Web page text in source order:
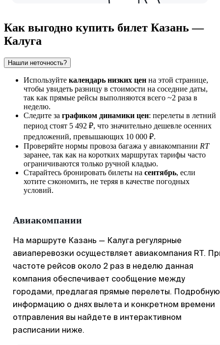
Как выгодно купить билет Казань —
Калуга
Нашли неточность?
Используйте календарь низких цен на этой странице,
чтобы увидеть разницу в стоимости на соседние даты,
так как прямые рейсы выполняются всего ~2 раза в
неделю.
Следите за графиком динамики цен: перелеты в летний
период стоят 5 492 ₽, что значительно дешевле осенних
предложений, превышающих 10 000 ₽.
Проверяйте нормы провоза багажа у авиакомпании RT
заранее, так как на коротких маршрутах тарифы часто
ограничиваются только ручной кладью.
Старайтесь бронировать билеты на сентябрь, если
хотите сэкономить, не теряя в качестве погодных
условий.
Авиакомпании
На маршруте Казань — Калуга регулярные
авиаперевозки осуществляет авиакомпания RT.
частоте рейсов около 2 раз в неделю данная
компания обеспечивает сообщение между
городами, предлагая прямые перелеты. Подробную
информацию о днях вылета и конкретном времени
отправления вы найдете в интерактивном
расписании ниже.